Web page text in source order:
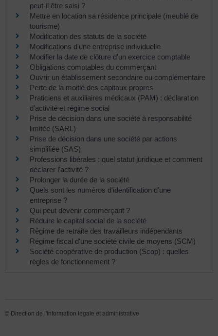
peut-il être saisi ?
Mettre en location sa résidence principale (meublé de
tourisme)
Modification des statuts de la société
Modifications d'une entreprise individuelle
Modifier la date de clôture d'un exercice comptable
Obligations comptables du commerçant
Ouvrir un établissement secondaire ou complémentaire
Perte de la moitié des capitaux propres
Praticiens et auxiliaires médicaux (PAM) : déclaration
d'activité et régime social
Prise de décision dans une société à responsabilité
limitée (SARL)
Prise de décision dans une société par actions
simplifiée (SAS)
Professions libérales : quel statut juridique et comment
déclarer l'activité ?
Prolonger la durée de la société
Quels sont les numéros d'identification d'une
entreprise ?
Qui peut devenir commerçant ?
Réduire le capital social de la société
Régime de retraite des travailleurs indépendants
Régime fiscal d'une société civile de moyens (SCM)
Société coopérative de production (Scop) : quelles
règles de fonctionnement ?
© Direction de l'information légale et administrative